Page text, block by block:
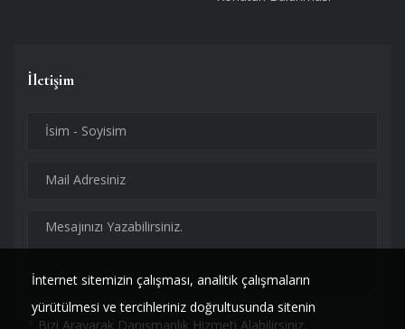
İnternet sitemizin çalışması, analitik çalışmaların
yürütülmesi ve tercihleriniz doğrultusunda sitenin
İletişim
* Bizi Arayarak Danışmanlık Hizmeti Alabilirsiniz.